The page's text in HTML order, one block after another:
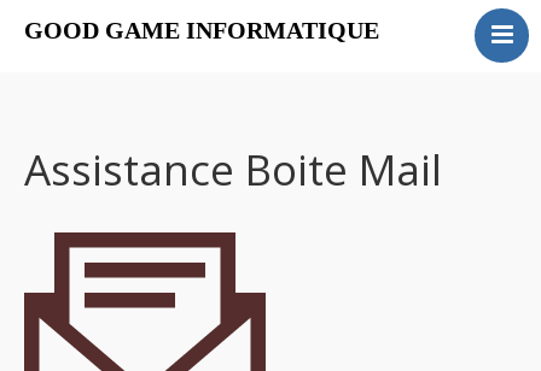
GOOD GAME INFORMATIQUE
MAINTENANCE
FORMATION
SERVICES
CONTACT
Actualités
Assistance Boite Mail